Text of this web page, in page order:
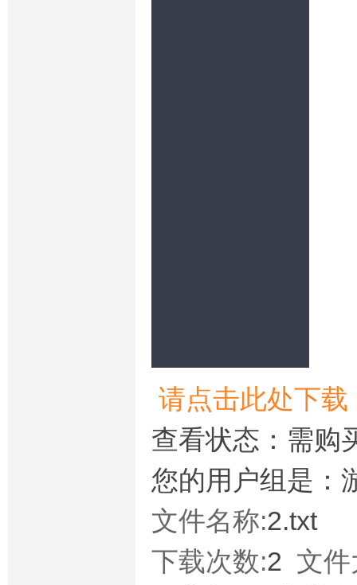
请点击此处下载
查看状态：需购
您的用户组是：
文件名称:2.txt
下载次数:2 文